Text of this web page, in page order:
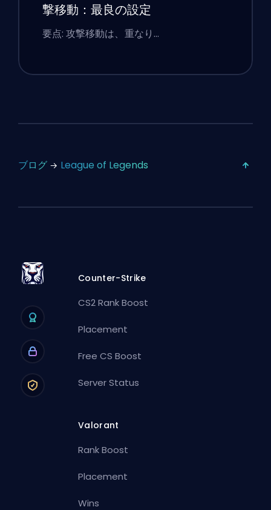
撃移動：最良の設定
要点: 攻撃移動は、重なり…
ブログ League of Legends
Counter-Strike
CS2 Rank Boost
Placement
Free CS Boost
Server Status
Valorant
Rank Boost
Placement
Wins